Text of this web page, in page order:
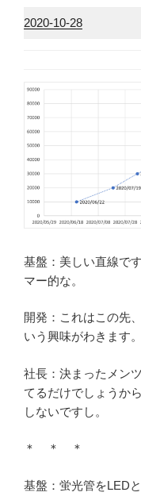
2020-10-28
基盤：美しい直線で
マー的な。
開発：これはこの先
いう興味がわきます。
社長：決まったメン
てるだけでしょうか
しないですし。
＊ ＊ ＊
基盤：蛍光管をLED